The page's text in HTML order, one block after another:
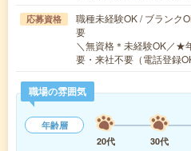
応募資格
職種未経験OK / ブランク
要
＼無資格＊未経験OK／★
要・来社不要（電話登録
職場の雰囲気
年齢層
20代
30代